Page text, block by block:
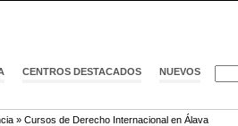
CENTROS DESTACADOS NUEVOS
» Cursos de Derecho Internacional en Álava